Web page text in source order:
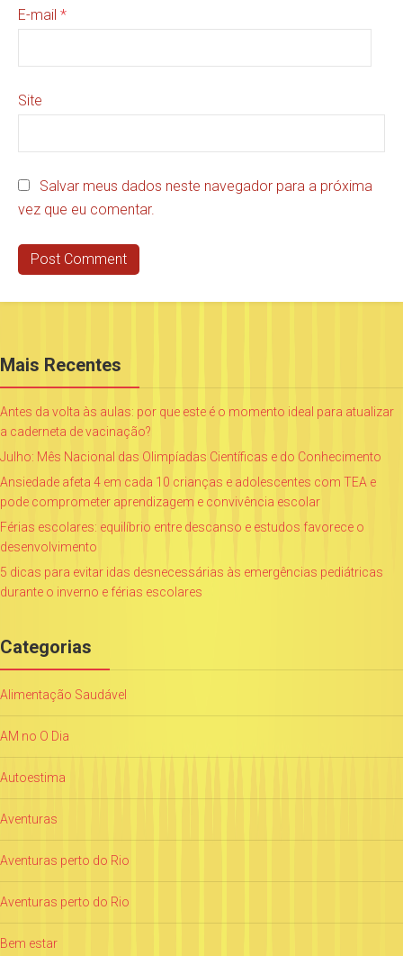
E-mail *
Site
Salvar meus dados neste navegador para a próxima
vez que eu comentar.
Mais Recentes
Antes da volta às aulas: por que este é o momento ideal para atualizar
a caderneta de vacinação?
Julho: Mês Nacional das Olimpíadas Científicas e do Conhecimento
Ansiedade afeta 4 em cada 10 crianças e adolescentes com TEA e
pode comprometer aprendizagem e convivência escolar
Férias escolares: equilíbrio entre descanso e estudos favorece o
desenvolvimento
5 dicas para evitar idas desnecessárias às emergências pediátricas
durante o inverno e férias escolares
Categorias
Alimentação Saudável
AM no O Dia
Autoestima
Aventuras
Aventuras perto do Rio
Aventuras perto do Rio
Bem estar